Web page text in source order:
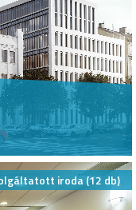
iroda (12 db)